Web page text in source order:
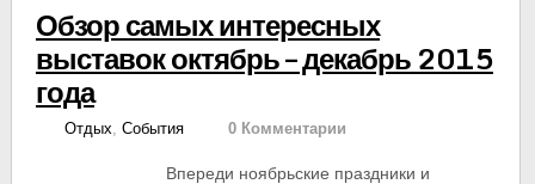
Обзор самых интересных
выставок октябрь – декабрь 2015
года
Отдых, События 0 Комментарии
Впереди ноябрьские праздники и